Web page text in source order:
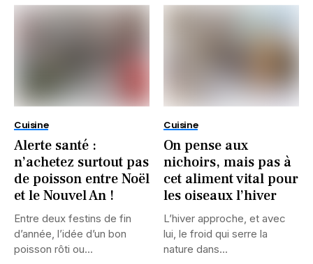
Cuisine
Alerte santé :
n’achetez surtout pas
de poisson entre Noël
et le Nouvel An !
Entre deux festins de fin
d’année, l’idée d’un bon
poisson rôti ou...
Cuisine
On pense aux
nichoirs, mais pas à
cet aliment vital pour
les oiseaux l’hiver
L’hiver approche, et avec
lui, le froid qui serre la
nature dans...